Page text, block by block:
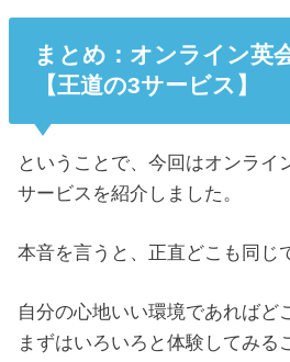
まとめ：オンライン英
【王道の3サービス】
ということで、今回はオンライ
サービスを紹介しました。
本音を言うと、正直どこも同じ
自分の心地いい環境であればど
まずはいろいろと体験してみる